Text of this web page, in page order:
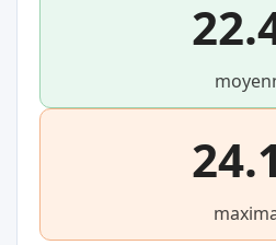
24.1